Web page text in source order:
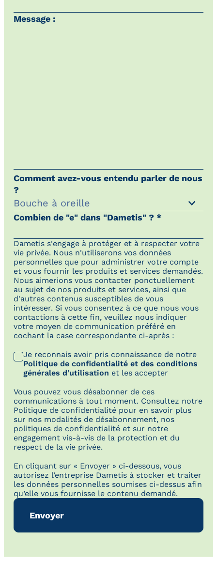
Message :
Comment avez-vous entendu parler de nous
?
Combien de "e" dans "Dametis" ? *
Dametis s'engage à protéger et à respecter votre
vie privée. Nous n'utiliserons vos données
personnelles que pour administrer votre compte
et vous fournir les produits et services demandés.
Nous aimerions vous contacter ponctuellement
au sujet de nos produits et services, ainsi que
d'autres contenus susceptibles de vous
intéresser. Si vous consentez à ce que nous vous
contactions à cette fin, veuillez nous indiquer
votre moyen de communication préféré en
cochant la case correspondante ci-après :
Je reconnais avoir pris connaissance de notre
Politique de confidentialité et des conditions
générales d'utilisation et les accepter
Vous pouvez vous désabonner de ces
communications à tout moment. Consultez notre
Politique de confidentialité pour en savoir plus
sur nos modalités de désabonnement, nos
politiques de confidentialité et sur notre
engagement vis-à-vis de la protection et du
respect de la vie privée.
En cliquant sur « Envoyer » ci-dessous, vous
autorisez l’entreprise Dametis à stocker et traiter
les données personnelles soumises ci-dessus afin
qu’elle vous fournisse le contenu demandé.